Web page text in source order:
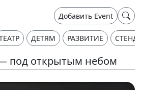
Добавить Event
ДЕТЯМ РАЗВИТИЕ
под открытым небом